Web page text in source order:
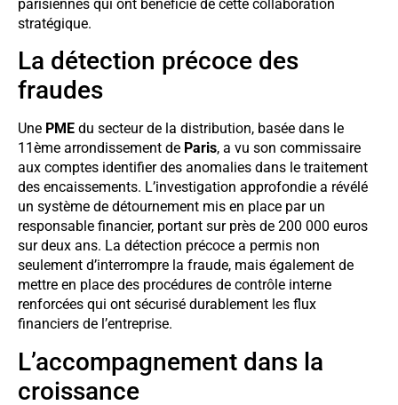
parisiennes qui ont bénéficié de cette collaboration
stratégique.
La détection précoce des
fraudes
Une PME du secteur de la distribution, basée dans le
11ème arrondissement de Paris, a vu son commissaire
aux comptes identifier des anomalies dans le traitement
des encaissements. L’investigation approfondie a révélé
un système de détournement mis en place par un
responsable financier, portant sur près de 200 000 euros
sur deux ans. La détection précoce a permis non
seulement d’interrompre la fraude, mais également de
mettre en place des procédures de contrôle interne
renforcées qui ont sécurisé durablement les flux
financiers de l’entreprise.
L’accompagnement dans la
croissance